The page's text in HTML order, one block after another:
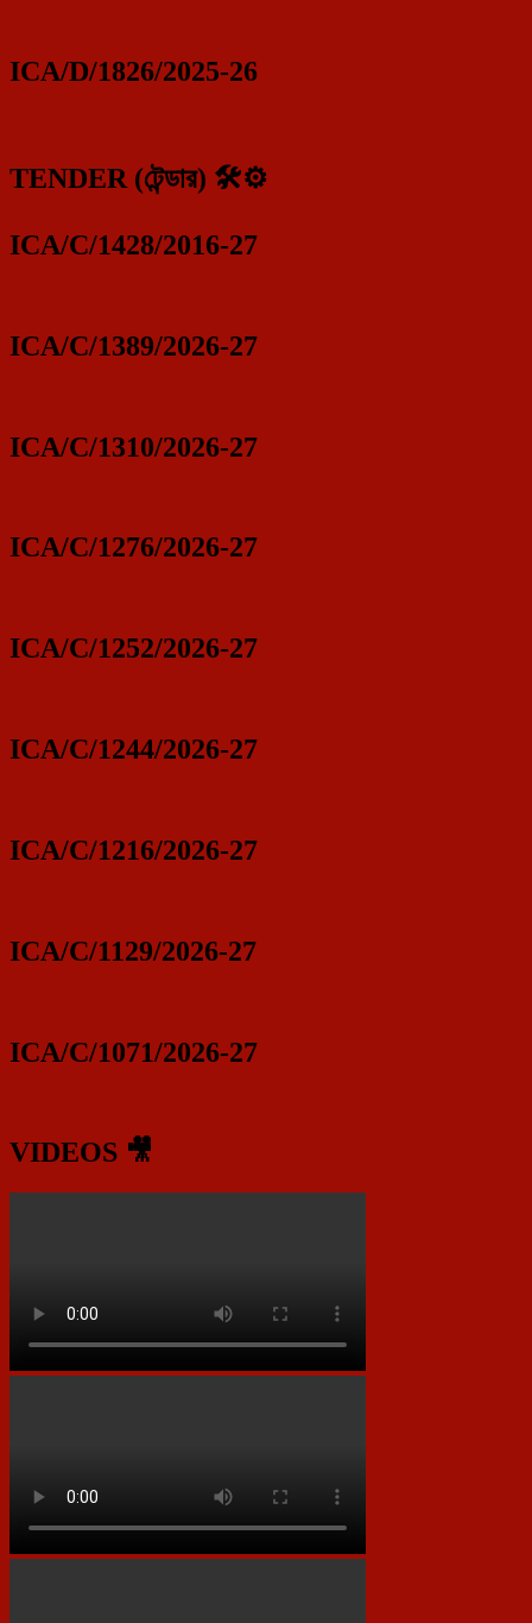
ICA/D/1826/2025-26
TENDER (টেন্ডার) 🛠️⚙️
ICA/C/1428/2016-27
ICA/C/1389/2026-27
ICA/C/1310/2026-27
ICA/C/1276/2026-27
ICA/C/1252/2026-27
ICA/C/1244/2026-27
ICA/C/1216/2026-27
ICA/C/1129/2026-27
ICA/C/1071/2026-27
VIDEOS 🎥